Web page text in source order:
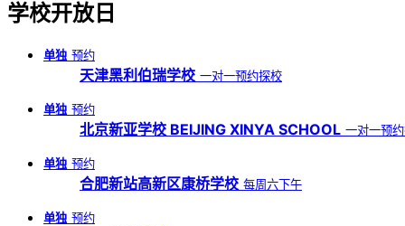
学校开放日
单独 预约
天津黑利伯瑞学校 一对一预约探校
单独 预约
北京新亚学校 BEIJING XINYA SCHOOL 一对一预
单独 预约
合肥新站高新区康桥学校 每周六下午
单独 预约